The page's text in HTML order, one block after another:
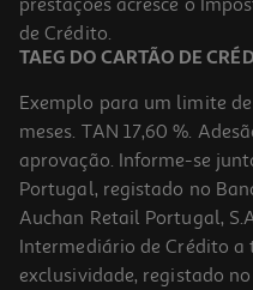
de Crédito.
TAEG DO CARTÃO DE
Exemplo para um limite
meses. TAN 17,60 %.
aprovação. Informe-se
Portugal, registado no
Auchan Retail Portugal,
Intermediário de Crédito
exclusividade, registado